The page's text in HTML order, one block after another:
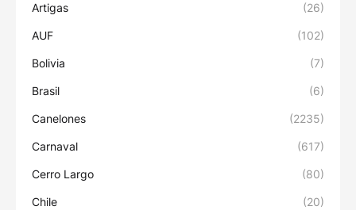
Artigas (26)
AUF (102)
Bolivia (7)
Brasil (6)
Canelones (2235)
Carnaval (617)
Cerro Largo (80)
Chile (20)